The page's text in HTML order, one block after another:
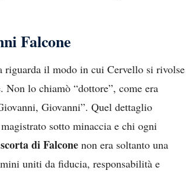
Falcone
riguarda il modo in cui Cervello si rivolse
Non lo chiamò “dottore”, come era
Giovanni”. Quel dettaglio
sotto minaccia e chi ogni
scorta di Falcone non era soltanto una
uniti da fiducia, responsabilità e